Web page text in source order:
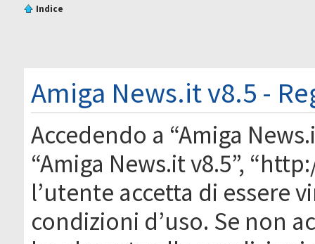
Indice
Amiga News.it v8.5 -
Accedendo a “Amiga
“Amiga News.it v8.5”,
l’utente accetta di essere
condizioni d’uso. Se non